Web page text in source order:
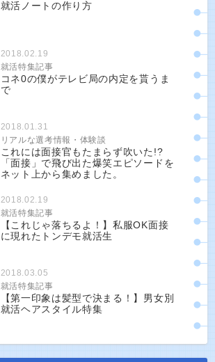
就活ノートの作り方
2018.02.19
就活特集記事
コネ0の僕がテレビ局の内定を貰うま
で
2018.01.31
リアルな選考情報・体験談
これには面接官もたまらず吹いた!?
「面接」で飛び出た爆笑エピソードを
ネット上から集めました。
2018.02.19
就活特集記事
【これじゃ落ちるよ！】私服OK面接
に現れたトンデモ就活生
2018.03.05
就活特集記事
【第一印象は髪型で決まる！】男女別
就活ヘアスタイル特集